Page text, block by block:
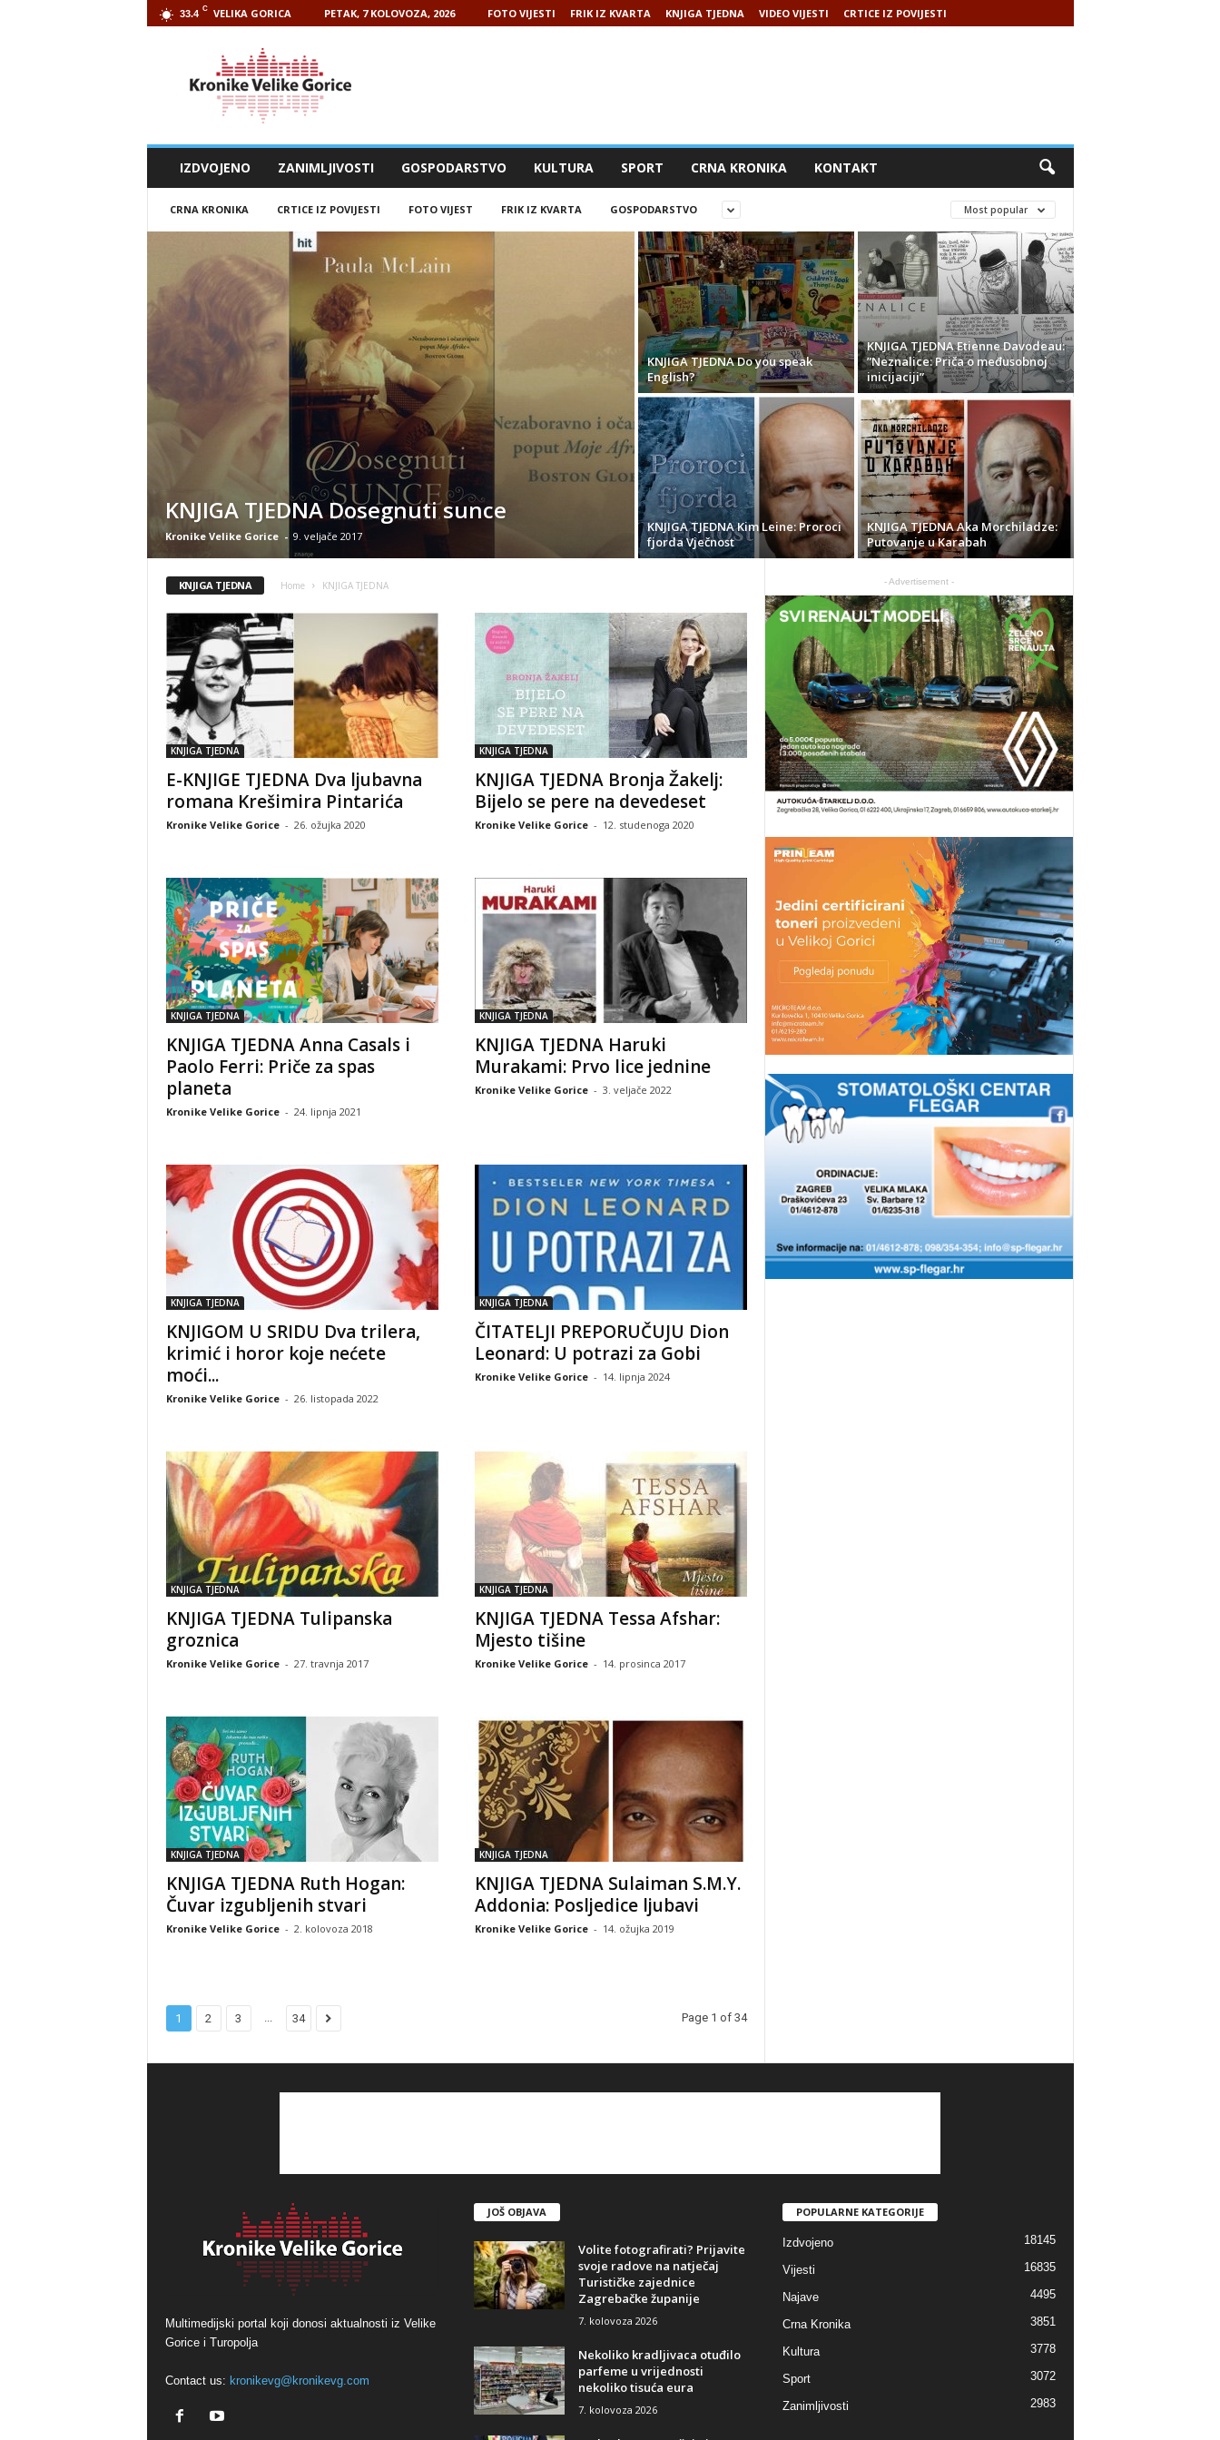
33.4 C VELIKA GORICA PETAK, 7 KOLOVOZA, 2026 FOTO VIJESTI FRIK IZ KVARTA KNJIGA TJEDNA VIDEO VIJESTI CRTICE IZ POVIJESTI
IZDVOJENO ZANIMLJIVOSTI GOSPODARSTVO KULTURA SPORT CRNA KRONIKA KONTAKT
CRNA KRONIKA CRTICE IZ POVIJESTI FOTO VIJEST FRIK IZ KVARTA GOSPODARSTVO Most popular
KNJIGA TJEDNA Dosegnuti sunce
Kronike Velike Gorice - 9. veljače 2017
KNJIGA TJEDNA Do you speak
English?
KNJIGA TJEDNA Etienne Davodeau:
”Neznalice: Priča o međusobnoj
inicijaciji”
KNJIGA TJEDNA Kim Leine: Proroci
fjorda Vječnost
KNJIGA TJEDNA Aka Morchiladze:
Putovanje u Karabah
KNJIGA TJEDNA Home KNJIGA TJEDNA
KNJIGA TJEDNA
E-KNJIGE TJEDNA Dva ljubavna
romana Krešimira Pintarića
Kronike Velike Gorice - 26. ožujka 2020
KNJIGA TJEDNA
KNJIGA TJEDNA Bronja Žakelj:
Bijelo se pere na devedeset
Kronike Velike Gorice - 12. studenoga 2020
KNJIGA TJEDNA
KNJIGA TJEDNA Anna Casals i
Paolo Ferri: Priče za spas
planeta
Kronike Velike Gorice - 24. lipnja 2021
KNJIGA TJEDNA
KNJIGA TJEDNA Haruki
Murakami: Prvo lice jednine
Kronike Velike Gorice - 3. veljače 2022
KNJIGA TJEDNA
KNJIGOM U SRIDU Dva trilera,
krimić i horor koje nećete
moći...
Kronike Velike Gorice - 26. listopada 2022
KNJIGA TJEDNA
ČITATELJI PREPORUČUJU Dion
Leonard: U potrazi za Gobi
Kronike Velike Gorice - 14. lipnja 2024
KNJIGA TJEDNA
KNJIGA TJEDNA Tulipanska
groznica
Kronike Velike Gorice - 27. travnja 2017
KNJIGA TJEDNA
KNJIGA TJEDNA Tessa Afshar:
Mjesto tišine
Kronike Velike Gorice - 14. prosinca 2017
KNJIGA TJEDNA
KNJIGA TJEDNA Ruth Hogan:
Čuvar izgubljenih stvari
Kronike Velike Gorice - 2. kolovoza 2018
KNJIGA TJEDNA
KNJIGA TJEDNA Sulaiman S.M.Y.
Addonia: Posljedice ljubavi
Kronike Velike Gorice - 14. ožujka 2019
1 2 3 ... 34 Page 1 of 34
- Advertisement -
Multimedijski portal koji donosi aktualnosti iz Velike
Gorice i Turopolja
Contact us: kronikevg@kronikevg.com
JOŠ OBJAVA
Volite fotografirati? Prijavite
svoje radove na natječaj
Turističke zajednice
Zagrebačke županije
7. kolovoza 2026
Nekoliko kradljivaca otuđilo
parfeme u vrijednosti
nekoliko tisuća eura
7. kolovoza 2026
POPULARNE KATEGORIJE
Izdvojeno 18145
Vijesti 16835
Najave 4495
Crna Kronika 3851
Kultura 3778
Sport 3072
Zanimljivosti 2983